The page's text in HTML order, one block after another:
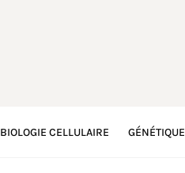
BIOLOGIE CELLULAIRE GÉNÉTIQUE